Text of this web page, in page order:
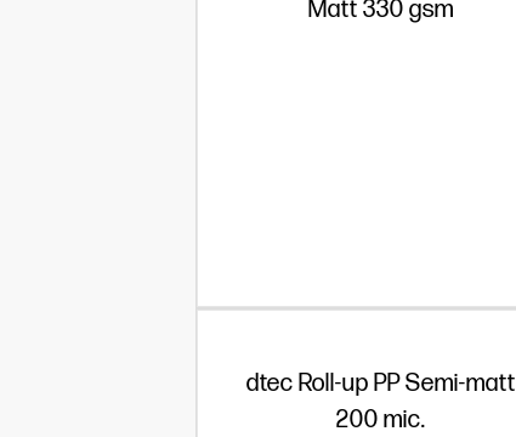
Matt 330 gsm
dtec Roll-up PP Semi-matt
200 mic.